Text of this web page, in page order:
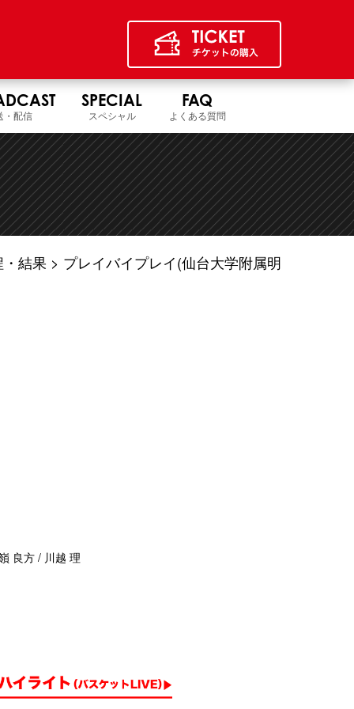
・配信
SPECIAL
スペシャル
FAQ
よくある質問
・結果
プレイバイプレイ(仙台大学附属明
良方 / 川越 理